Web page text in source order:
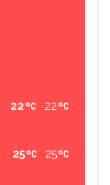
22
22
25
25